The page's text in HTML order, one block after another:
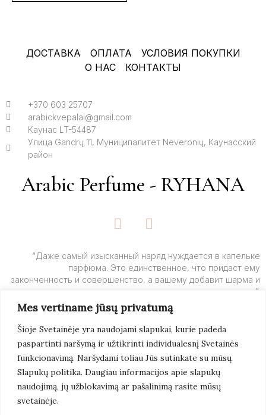
Mes vertiname jūsų privatumą
Šioje Svetainėje yra naudojami slapukai, kurie padeda
paspartinti naršymą ir užtikrinti individualesnį Svetainės
funkcionavimą. Naršydami toliau Jūs sutinkate su mūsų
Slapukų politika. Daugiau informacijos apie slapukų
naudojimą, jų užblokavimą ar pašalinimą rasite mūsų
svetainėje.
ДОСТАВКА ОПЛАТА
УСЛОВИЯ ПОКУПКИ
О НАС
КОНТАКТЫ
+370 603 25707
arabickvepalai@gmail.com
Каунас LT-54487
Улица Gandrų 11, Муниципалитет Neveronių, Каунасский
район
Arabic Perfume - RYHANA
F
a
e
b
o
o
k
-
f
I
n
t
a
g
r
a
m
“Даже самый изысканный наряд нуждается в капельке
парфюма. Это единственное, что придаст ему
законченность и совершенство, а вашему добавит шарма и
очарования”.
Подробнее